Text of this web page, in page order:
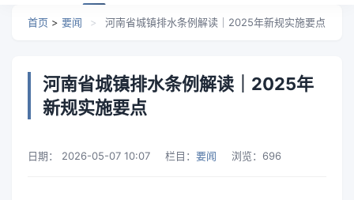
首页 > 要闻 > 河南省城镇排水条例解读｜2025年新规实施要点
河南省城镇排水条例解读｜2025年
新规实施要点
日期： 2026-05-07 10:07 栏目： 要闻 浏览： 696